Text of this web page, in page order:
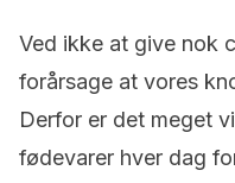
Ved ikke at give nok
forårsage at vores
Derfor er det meget
fødevarer hver dag